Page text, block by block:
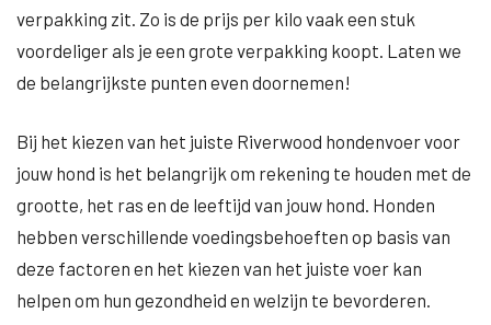
verpakking zit. Zo is de prijs per kilo vaak een stuk
voordeliger als je een grote verpakking koopt. Laten we
de belangrijkste punten even doornemen!
Bij het kiezen van het juiste Riverwood hondenvoer voor
jouw hond is het belangrijk om rekening te houden met de
grootte, het ras en de leeftijd van jouw hond. Honden
hebben verschillende voedingsbehoeften op basis van
deze factoren en het kiezen van het juiste voer kan
helpen om hun gezondheid en welzijn te bevorderen.